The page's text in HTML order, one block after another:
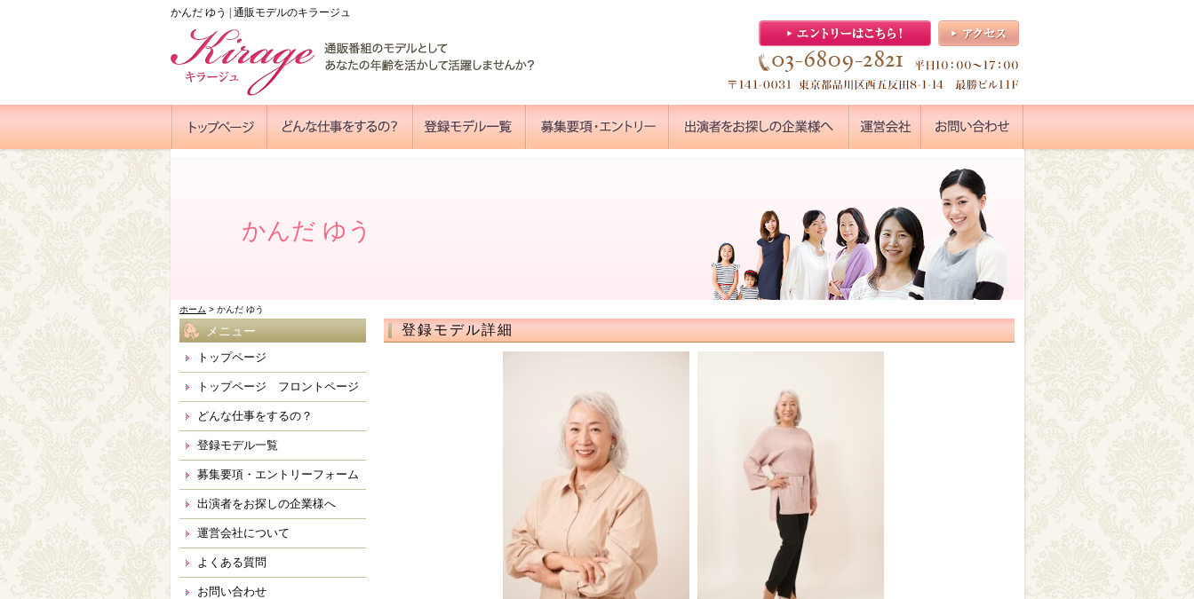
かんだ ゆう | 通販モデルのキラージュ
かんだ ゆう
ホーム > かんだ ゆう
登録モデル詳細
メニュー
トップページ
トップページ フロントページ
どんな仕事をするの？
登録モデル一覧
募集要項・エントリーフォーム
出演者をお探しの企業様へ
運営会社について
よくある質問
お問い合わせ